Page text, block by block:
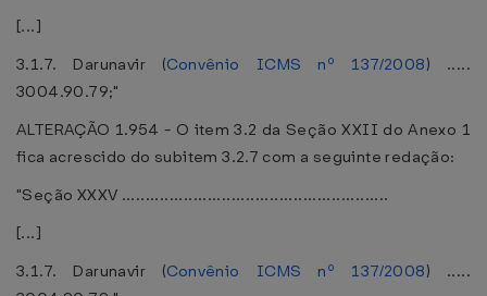
[...]
3.1.7. Darunavir (Convênio ICMS nº 137/2008) .....
3004.90.79;"
ALTERAÇÃO 1.954 - O item 3.2 da Seção XXII do Anexo 1
fica acrescido do subitem 3.2.7 com a seguinte redação:
"Seção XXXV ........................................................
[...]
3.1.7. Darunavir (Convênio ICMS nº 137/2008) .....